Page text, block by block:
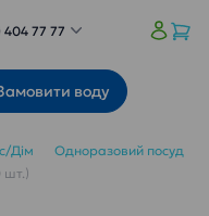
404 77 77
воду
Дім
Одноразовий посуд
шт.)